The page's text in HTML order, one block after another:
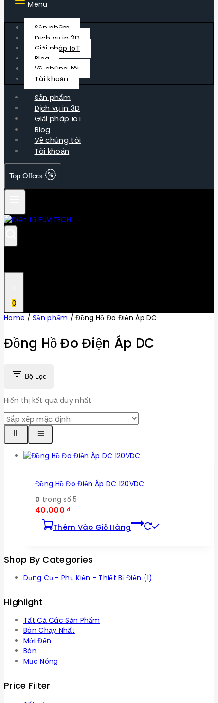
Menu
Sản phẩm
Dịch vụ in 3D
Giải pháp IoT
Blog
Về chúng tôi
Tài khoản
Sản phẩm
Dịch vụ in 3D
Giải pháp IoT
Blog
Về chúng tôi
Tài khoản
Top Offers
0
Home / Sản phẩm / Đồng Hồ Đo Điện Áp DC
Đồng Hồ Đo Điện Áp DC
Bộ Lọc
Hiển thị kết quả duy nhất
Đồng Hồ Đo Điện Áp DC 120VDC
0 trong số 5
40.000 ₫
Thêm Vào Giỏ Hàng
Shop By Categories
Dụng Cụ - Phụ Kiện - Thiết Bị Điện (1)
Highlight
Tất Cả Các Sản Phẩm
Bán Chạy Nhất
Mới Đến
Bán
Mục Nóng
Price Filter